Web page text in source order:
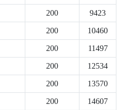
200 9423
200 10460
200 11497
200 12534
200 13570
200 14607